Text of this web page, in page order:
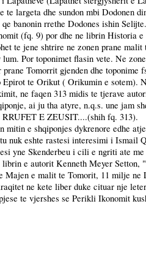
te largeta dhe sundon mbi
banonin rrethe Dodones ishin
(fq. 9) por dhe ne librin Historia
te jene shtrire ne zonen prane
Por toponimet flasin vete. Ne
Tomorrit gjenden dhe
te Orikut ( Orikumin e sotem).
ne faqen 313 midis te tjerave
ai ju tha atyre, n.q.s. une
E ZEUSIT....(shih fq. 313).
mitin e shqiponjes dykrenore edhe
nuk eshte rastesi interesimi i Ismail
yne Skenderbeu i cili e ngriti ate
e autorit Kenneth Meyer
Majen e malit te Tomorit, 11 milje
ne kete liber duke cituar nje
te vjershes se Perikli Ikonomit